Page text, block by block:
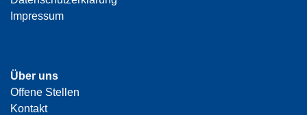
Impressum
Über uns
Offene Stellen
Kontakt